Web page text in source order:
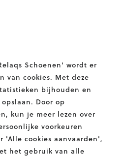
58 82 00
Facebook
Relaqs
Schoenen
Instagram
Relaqs
Schoenen
Schoenen' wordt er
van cookies. Met deze
bijhouden en
Door op
kun je meer lezen over
voorkeuren
'Alle cookies aanvaarden',
het gebruik van alle